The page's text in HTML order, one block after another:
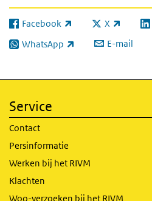
Facebook
(externe link) X
(externe link)
WhatsApp
(externe link) E-mail
Service
Contact
Persinformatie
Werken bij het RIVM
Klachten
Woo-verzoeken bij het RIVM